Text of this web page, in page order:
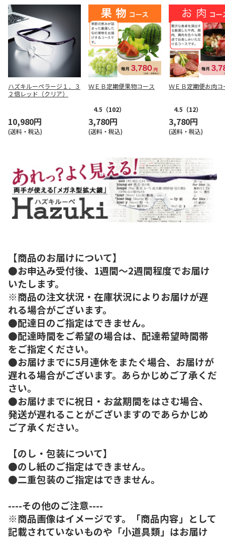
ハズキルーペラージ１．３
２倍レッド（クリア）
10,980円
(送料・税込)
ＷＥＢ定期便果物コース
4.5 （102）
3,780円
(送料・税込)
ＷＥＢ定期便お肉コ
4.5 （12）
3,780円
(送料・税込)
【商品のお届けについて】
●お申込み受付後、1週間～2週間程度でお届け
いたします。
※商品の注文状況・在庫状況によりお届けが遅
れる場合がございます。
●配達日のご指定はできません。
●配達時間をご希望の場合は、配達希望時間帯
をご指定ください。
●お届けまでに5月連休をまたぐ場合、お届けが
遅れる場合がございます。あらかじめご了承くだ
さい。
●お届けまでに祝日・お盆期間をはさむ場合、
発送が遅れることがございますのであらかじめ
ご了承ください。
【のし・包装について】
●のし紙のご指定はできません。
●二重包装のご指定はできません。
----その他のご注意----
※商品画像はイメージです。「商品内容」として
記載されていないものや「小道具類」はお届け